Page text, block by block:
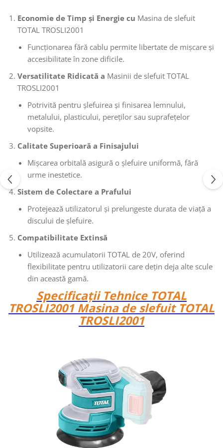
Economie de Timp și Energie cu Masina de slefuit
TOTAL TROSLI2001
Funcționarea fără cablu permite libertate de mișcare și
accesibilitate în zone dificile.
Versatilitate Ridicată a Masinii de slefuit TOTAL
TROSLI2001
Potrivită pentru șlefuirea și finisarea lemnului,
metalului, plasticului, pereților sau suprafețelor
vopsite.
Calitate Superioară a Finisajului
Mișcarea orbitală asigură o șlefuire uniformă, fără
urme inestetice.
Sistem de Colectare a Prafului
Protejează utilizatorul și prelungeste durata de viață a
discului de șlefuire.
Compatibilitate Extinsă
Utilizează acumulatorii TOTAL de 20V, oferind
flexibilitate pentru utilizatorii care dețin deja alte scule
din această gamă.
Specificații Tehnice TOTAL
TROSLI2001 Masina de slefuit TOTAL
TROSLI2001